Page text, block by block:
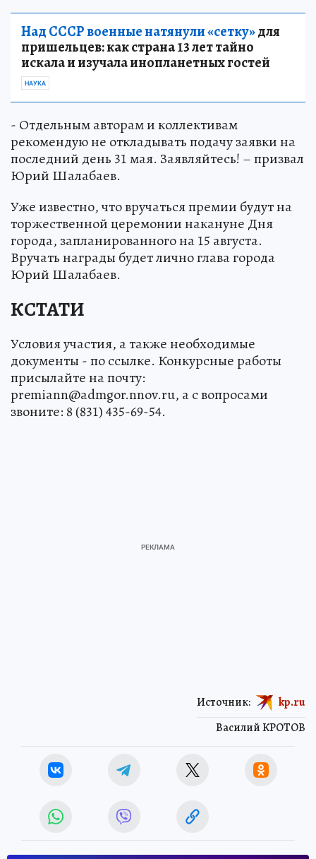
Над СССР военные натянули «сетку»для
пришельцев: как страна 13 лет тайно
искала и изучала инопланетных гостей
НАУКА
- Отдельным авторам и коллективам
рекомендую не откладывать подачу заявки на
последний день 31 мая. Заявляйтесь! – призвал
Юрий Шалабаев.
Уже известно, что вручаться премии будут на
торжественной церемонии накануне Дня
города, запланированного на 15 августа.
Вручать награды будет лично глава города
Юрий Шалабаев.
КСТАТИ
Условия участия, а также необходимые
документы - по ссылке. Конкурсные работы
присылайте на почту:
premiann@admgor.nnov.ru, а с вопросами
звоните: 8 (831) 435-69-54.
Василий КРОТОВ
Источник: kp.ru